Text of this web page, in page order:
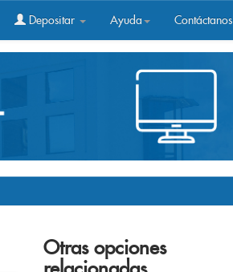
Depositar Ayuda Contáctanos
Otras opciones